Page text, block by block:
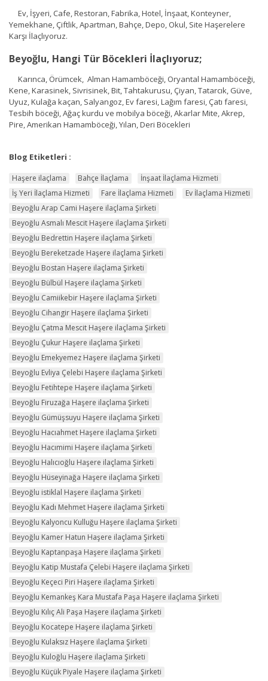
Ev, İşyeri, Cafe, Restoran, Fabrika, Hotel, İnşaat, Konteyner,
Yemekhane, Çiftlik, Apartman, Bahçe, Depo, Okul, Site Haşerelere
Karşı İlaçlıyoruz.
Beyoğlu, Hangi Tür Böcekleri İlaçlıyoruz;
Karınca, Örümcek, Alman Hamamböceği, Oryantal Hamamböceği,
Kene, Karasinek, Sivrisinek, Bit, Tahtakurusu, Çiyan, Tatarcık, Güve,
Uyuz, Kulağa kaçan, Salyangoz, Ev faresi, Lağım faresi, Çatı faresi,
Tesbih böceği, Ağaç kurdu ve mobilya böceği, Akarlar Mite, Akrep,
Pire, Amerikan Hamamböceği, Yılan, Deri Böcekleri
Blog Etiketleri :
Haşere ilaçlama Bahçe İlaçlama
İnşaat İlaçlama Hizmeti
İş Yeri İlaçlama Hizmeti
Fare İlaçlama Hizmeti
Ev İlaçlama Hizmeti
Beyoğlu Arap Cami Haşere ilaçlama Şirketi
Beyoğlu Asmalı Mescit Haşere ilaçlama Şirketi
Beyoğlu Bedrettin Haşere ilaçlama Şirketi
Beyoğlu Bereketzade Haşere ilaçlama Şirketi
Beyoğlu Bostan Haşere ilaçlama Şirketi
Beyoğlu Bülbül Haşere ilaçlama Şirketi
Beyoğlu Camiikebir Haşere ilaçlama Şirketi
Beyoğlu Cihangir Haşere ilaçlama Şirketi
Beyoğlu Çatma Mescit Haşere ilaçlama Şirketi
Beyoğlu Çukur Haşere ilaçlama Şirketi
Beyoğlu Emekyemez Haşere ilaçlama Şirketi
Beyoğlu Evliya Çelebi Haşere ilaçlama Şirketi
Beyoğlu Fetihtepe Haşere ilaçlama Şirketi
Beyoğlu Firuzağa Haşere ilaçlama Şirketi
Beyoğlu Gümüşsuyu Haşere ilaçlama Şirketi
Beyoğlu Hacıahmet Haşere ilaçlama Şirketi
Beyoğlu Hacımimi Haşere ilaçlama Şirketi
Beyoğlu Halıcıoğlu Haşere ilaçlama Şirketi
Beyoğlu Hüseyinağa Haşere ilaçlama Şirketi
Beyoğlu istiklal Haşere ilaçlama Şirketi
Beyoğlu Kadı Mehmet Haşere ilaçlama Şirketi
Beyoğlu Kalyoncu Kulluğu Haşere ilaçlama Şirketi
Beyoğlu Kamer Hatun Haşere ilaçlama Şirketi
Beyoğlu Kaptanpaşa Haşere ilaçlama Şirketi
Beyoğlu Katip Mustafa Çelebi Haşere ilaçlama Şirketi
Beyoğlu Keçeci Piri Haşere ilaçlama Şirketi
Beyoğlu Kemankeş Kara Mustafa Paşa Haşere ilaçlama Şirketi
Beyoğlu Kılıç Ali Paşa Haşere ilaçlama Şirketi
Beyoğlu Kocatepe Haşere ilaçlama Şirketi
Beyoğlu Kulaksız Haşere ilaçlama Şirketi
Beyoğlu Kuloğlu Haşere ilaçlama Şirketi
Beyoğlu Küçük Piyale Haşere ilaçlama Şirketi